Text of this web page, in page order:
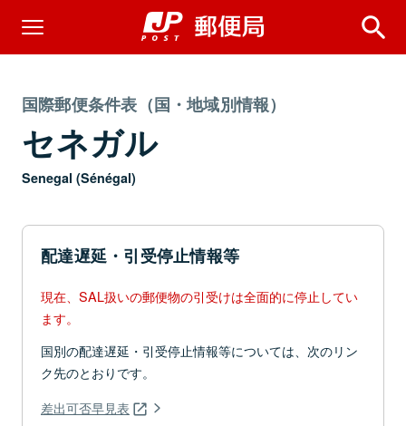
国際郵便条件表（国・地域別情報）
セネガル
Senegal (Sénégal)
配達遅延・引受停止情報等
現在、SAL扱いの郵便物の引受けは全面的に停止してい
ます。
国別の配達遅延・引受停止情報等については、次のリン
ク先のとおりです。
差出可否早見表